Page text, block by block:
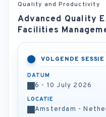
Quality and Productivity
Advanced Quality
Facilities
VOLGENDE SESSIE
DATUM
6 - 10 July 2026
LOCATIE
Amsterdam -